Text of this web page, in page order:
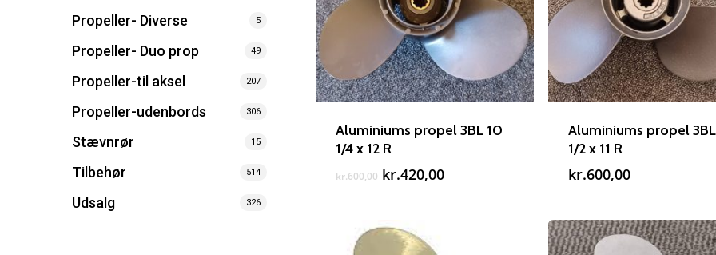
Søg efter et produkt, og tryk på enter
Propeller- Diverse 5
Propeller- Duo prop 49
Propeller-til aksel 207
Propeller-udenbords 306
Stævnrør 15
Tilbehør 514
Udsalg 326
Aluminiums propel 3BL 10
1/4 x 12 R
kr.600,00 Den
var:
kr.600,00.
kr.420,00Den
Aluminiums propel
1/2 x 11 R
kr.600,00